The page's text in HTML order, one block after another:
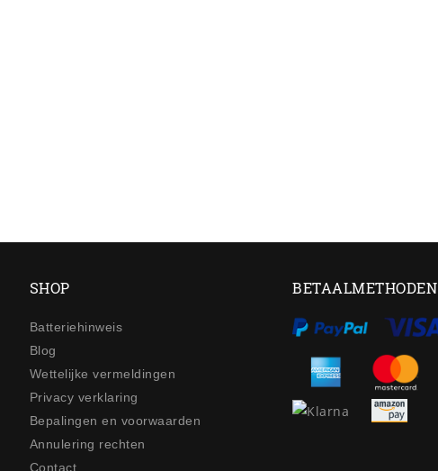
SHOP
Batteriehinweis
Blog
Wettelijke vermeldingen
Privacy verklaring
Bepalingen en voorwaarden
Annulering rechten
Contact
BETAALMETHODEN